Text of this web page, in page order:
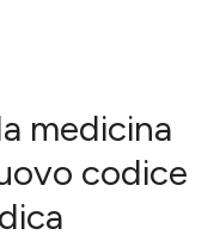
medicina
codice